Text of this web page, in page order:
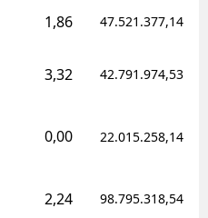
1,86 47.521.377,14
3,32 42.791.974,53
0,00 22.015.258,14
2,24 98.795.318,54